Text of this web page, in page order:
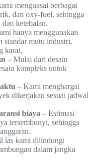
menguasai berbagai
dan oxy-fuel, sehingga
ketebalan.
hanya menggunakan
standar mutu industri,
karat.
– Mulai dari desain
kompleks untuk
– Kami menghargai
dikerjakan sesuai jadwal
biaya – Estimasi
tersembunyi, sehingga
las kami dilindungi
dalam jangka